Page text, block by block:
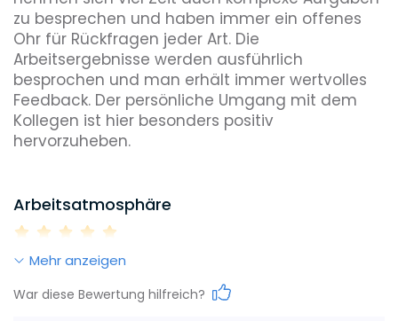
zu besprechen und haben immer ein offenes
Ohr für Rückfragen jeder Art. Die
Arbeitsergebnisse werden ausführlich
besprochen und man erhält immer wertvolles
Feedback. Der persönliche Umgang mit dem
Kollegen ist hier besonders positiv
hervorzuheben.
Arbeitsatmosphäre
Mehr anzeigen
War diese Bewertung hilfreich?